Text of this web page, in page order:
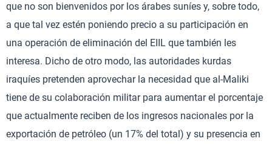
que no son bienvenidos por los árabes suníes y, sobre todo,
a que tal vez estén poniendo precio a su participación en
una operación de eliminación del EIIL que también les
interesa. Dicho de otro modo, las autoridades kurdas
iraquíes pretenden aprovechar la necesidad que al-Maliki
tiene de su colaboración militar para aumentar el porcentaje
que actualmente reciben de los ingresos nacionales por la
exportación de petróleo (un 17% del total) y su presencia en